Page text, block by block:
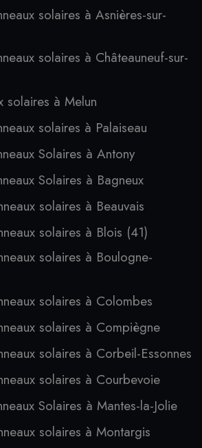
solaires à Asnières-sur-
solaires à Châteauneuf-sur-
solaires à Melun
solaires à Palaiseau
Solaires à Antony
Solaires à Bagneux
solaires à Beauvais
solaires à Blois (41)
solaires à Boulogne-
solaires à Colombes
solaires à Compiègne
solaires à Corbeil-Essonnes
solaires à Courbevoie
Solaires à Mantes-la-Jolie
solaires à Montargis